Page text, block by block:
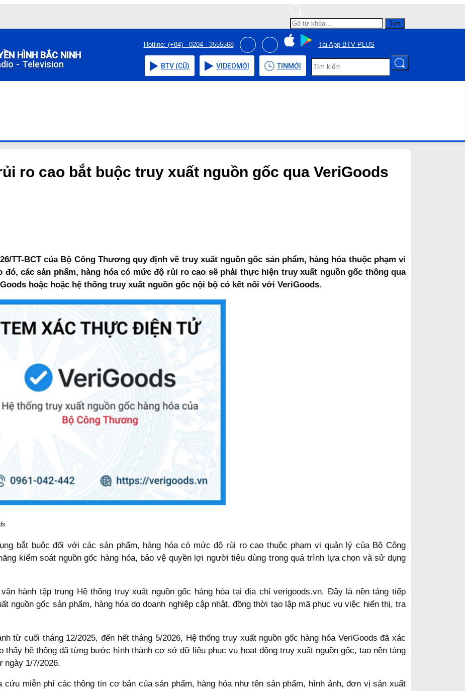
Tìm
HÌNH BẮC NINH
- Television
Hotline: (+84) - 0204 - 3555568 Tải App BTV PLUS
BTV (CŨ) VIDEOMỚI TIN MỚI
ro cao bắt buộc truy xuất nguồn gốc qua VeriGoods
TT-BCT của Bộ Công Thương quy định về truy xuất nguồn gốc sản phẩm, hàng hóa thuộc phạm vi
các sản phẩm, hàng hóa có mức độ rủi ro cao sẽ phải thực hiện truy xuất nguồn gốc thông qua
hoặc hoặc hệ thống truy xuất nguồn gốc nội bộ có kết nối với VeriGoods.
bắt buộc đối với các sản phẩm, hàng hóa có mức độ rủi ro cao thuộc phạm vi quản lý của Bộ Công
kiểm soát nguồn gốc hàng hóa, bảo vệ quyền lợi người tiêu dùng trong quá trình lựa chọn và sử dụng
hành tập trung Hệ thống truy xuất nguồn gốc hàng hóa tại địa chỉ verigoods.vn. Đây là nền tảng tiếp
nguồn gốc sản phẩm, hàng hóa do doanh nghiệp cập nhật, đồng thời tạo lập mã phục vụ việc hiển thị, tra
từ cuối tháng 12/2025, đến hết tháng 5/2026, Hệ thống truy xuất nguồn gốc hàng hóa VeriGoods đã xác
thấy hệ thống đã từng bước hình thành cơ sở dữ liệu phục vụ hoạt động truy xuất nguồn gốc, tạo nền tảng
ngày 1/7/2026.
cứu miễn phí các thông tin cơ bản của sản phẩm, hàng hóa như tên sản phẩm, hình ảnh, đơn vị sản xuất